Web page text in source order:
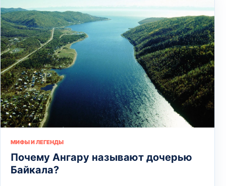
МИФЫ И ЛЕГЕНДЫ
Почему Ангару называют дочерью
Байкала?